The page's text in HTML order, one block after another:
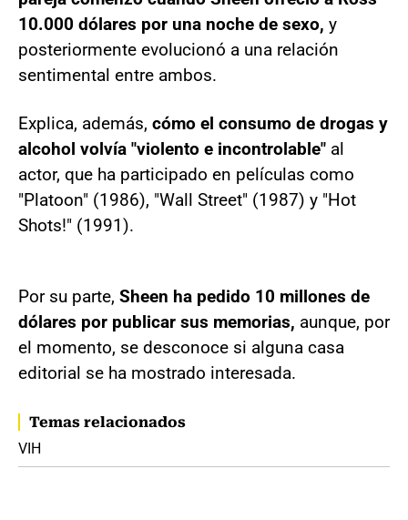
10.000 dólares por una noche de sexo, y
posteriormente evolucionó a una relación
sentimental entre ambos.
Explica, además, cómo el consumo de drogas y
alcohol volvía "violento e incontrolable" al
actor, que ha participado en películas como
"Platoon" (1986), "Wall Street" (1987) y "Hot
Shots!" (1991).
Por su parte, Sheen ha pedido 10 millones de
dólares por publicar sus memorias, aunque, por
el momento, se desconoce si alguna casa
editorial se ha mostrado interesada.
Temas relacionados
VIH